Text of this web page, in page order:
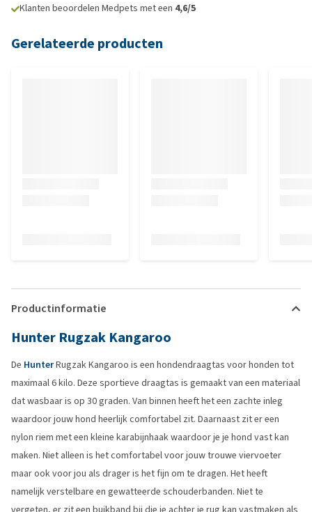
Klanten beoordelen Medpets met een 4,6/5
Gerelateerde producten
Productinformatie
Hunter Rugzak Kangaroo
De HunterRugzak Kangaroo is een hondendraagtas voor honden tot
maximaal 6 kilo. Deze sportieve draagtas is gemaakt van een materiaal
dat wasbaar is op 30 graden. Van binnen heeft het een zachte inleg
waardoor jouw hond heerlijk comfortabel zit. Daarnaast zit er een
nylon riem met een kleine karabijnhaak waardoor je je hond vast kan
maken. Niet alleen is het comfortabel voor jouw trouwe viervoeter
maar ook voor jou als drager is het fijn om te dragen. Het heeft
namelijk verstelbare en gewatteerde schouderbanden. Niet te